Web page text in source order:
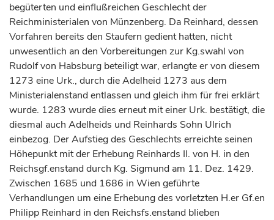
begüterten und einflußreichen Geschlecht der
Reichministerialen von Münzenberg. Da Reinhard, dessen
Vorfahren bereits den Staufern gedient hatten, nicht
unwesentlich an den Vorbereitungen zur Kg.swahl von
Rudolf von Habsburg beteiligt war, erlangte er von diesem
1273 eine Urk., durch die Adelheid 1273 aus dem
Ministerialenstand entlassen und gleich ihm für frei erklärt
wurde. 1283 wurde dies erneut mit einer Urk. bestätigt, die
diesmal auch Adelheids und Reinhards Sohn Ulrich
einbezog. Der Aufstieg des Geschlechts erreichte seinen
Höhepunkt mit der Erhebung Reinhards II. von H. in den
Reichsgf.enstand durch Kg. Sigmund am 11. Dez. 1429.
Zwischen 1685 und 1686 in Wien geführte
Verhandlungen um eine Erhebung des vorletzten H.er Gf.en
Philipp Reinhard in den Reichsfs.enstand blieben